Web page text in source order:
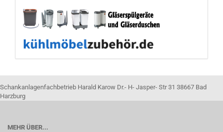
Schankanlagenfachbetrieb Harald Karow Dr.- H- Jasper- Str 31 38667 Bad
Harzburg
MEHR ÜBER...